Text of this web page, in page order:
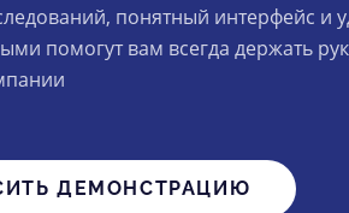
понятный интерфейс и
помогут вам всегда держать
ДЕМОНСТРАЦИЮ